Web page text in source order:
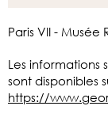
Paris VII - Musée
Les informations
sont disponibles
https://